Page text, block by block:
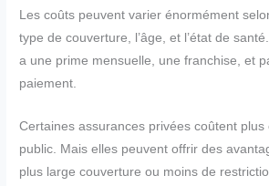
Les coûts peuvent varier énormément
type de couverture, l’âge, et l’état de
a une prime mensuelle, une franchise, et
paiement.
Certaines assurances privées coûtent plus
public. Mais elles peuvent offrir des
plus large couverture ou moins de